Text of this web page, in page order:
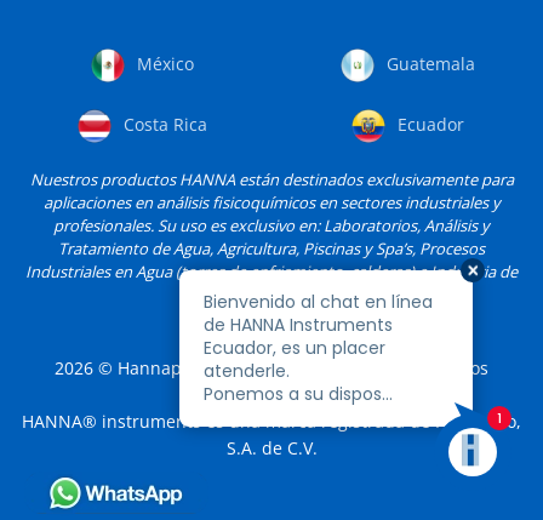
México Guatemala
Costa Rica Ecuador
Nuestros productos HANNA están destinados exclusivamente para
aplicaciones en análisis fisicoquímicos en sectores industriales y
profesionales. Su uso es exclusivo en: Laboratorios, Análisis y
Tratamiento de Agua, Agricultura, Piscinas y Spa’s, Procesos
Industriales en Agua (torres de enfriamiento, calderas) e Industria de
Alimentos, entre otros.
2026 © Hannapro, S.A. de C.V. y sus filiales. Todos los
derechos reservados.
HANNA® instruments es una marca registrada de Hannapro,
S.A. de C.V.